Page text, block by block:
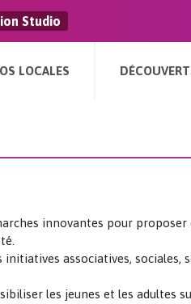
Studio
LOCALES
innovantes pour
associatives, sociales,
les jeunes et les adultes